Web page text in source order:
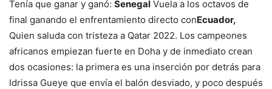
Tenía que ganar y ganó: Senegal Vuela a los octavos de
final ganando el enfrentamiento directo conEcuador,
Quien saluda con tristeza a Qatar 2022. Los campeones
africanos empiezan fuerte en Doha y de inmediato crean
dos ocasiones: la primera es una inserción por detrás para
Idrissa Gueye que envía el balón desviado, y poco después